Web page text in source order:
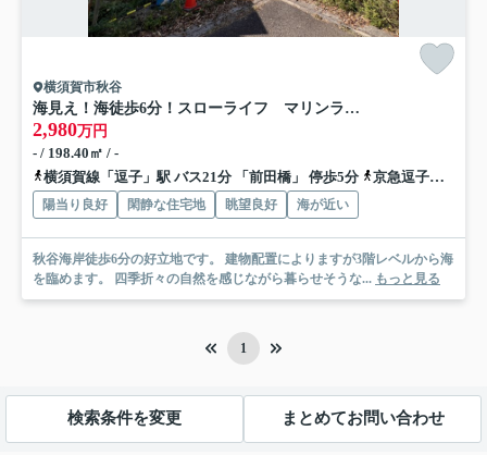
横須賀市秋谷
海見え！海徒歩6分！スローライフ マリンライフ
2,980万円
- / 198.40㎡ / -
横須賀線「逗子」駅 バス21分 「前田橋」 停歩5分
京急逗子線「逗子・葉山」駅 バス19分 「前田橋」 停歩5分
陽当り良好 閑静な住宅地 眺望良好 海が近い
秋谷海岸徒歩6分の好立地です。 建物配置によりますが3階レベルから海
を臨めます。 四季折々の自然を感じながら暮らせそうな... もっと見る
1
検索条件を変更 まとめてお問い合わせ